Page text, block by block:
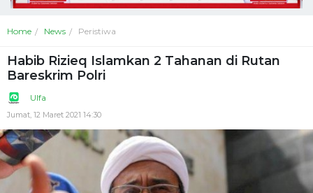
Home News Peristiwa
Habib Rizieq Islamkan 2 Tahanan di Rutan
Bareskrim Polri
Ulfa
Jumat, 12 Maret 2021 14:30